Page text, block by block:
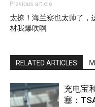
Previous article
太撩！海兰察也太帅了，
材我爆吹啊
RELATED ARTICLES
充电宝
塞：